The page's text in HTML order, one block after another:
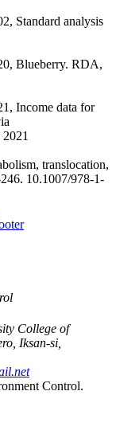
Standard analysis
Blueberry. RDA,
Income data for
translocation,
10.1007/978-1-
College of
Iksan-si,
Control.